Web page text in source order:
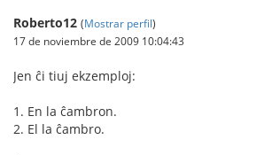
Roberto12 (Mostrar perfil)
17 de noviembre de 2009 10:04:43
Jen ĉi tiuj ekzemploj:
1. En la ĉambron.
2. El la ĉambro.